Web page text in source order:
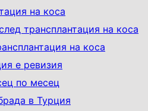
на коса
трансплантация на коса
на коса
е ревизия
по месец
в Турция